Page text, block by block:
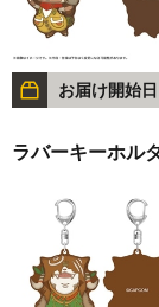
お届け開始日
ラバーキーホル